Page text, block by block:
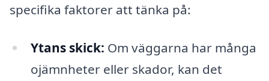
specifika faktorer att tänka på:
Ytans skick: Om väggarna har många
ojämnheter eller skador, kan det